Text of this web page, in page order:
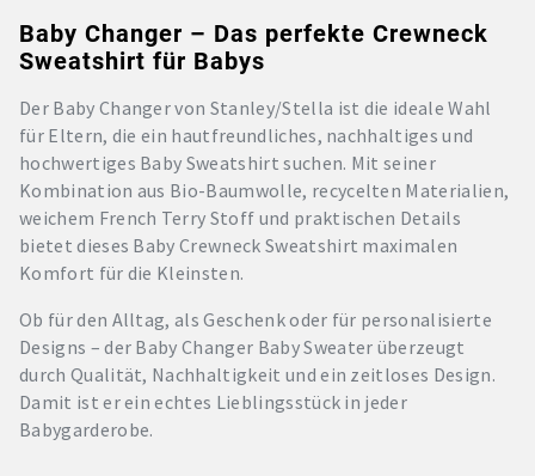
Baby Changer – Das perfekte Crewneck
Sweatshirt für Babys
Der Baby Changer von Stanley/Stella ist die ideale Wahl
für Eltern, die ein hautfreundliches, nachhaltiges und
hochwertiges Baby Sweatshirt suchen. Mit seiner
Kombination aus Bio-Baumwolle, recycelten Materialien,
weichem French Terry Stoff und praktischen Details
bietet dieses Baby Crewneck Sweatshirt maximalen
Komfort für die Kleinsten.
Ob für den Alltag, als Geschenk oder für personalisierte
Designs – der Baby Changer Baby Sweater überzeugt
durch Qualität, Nachhaltigkeit und ein zeitloses Design.
Damit ist er ein echtes Lieblingsstück in jeder
Babygarderobe.